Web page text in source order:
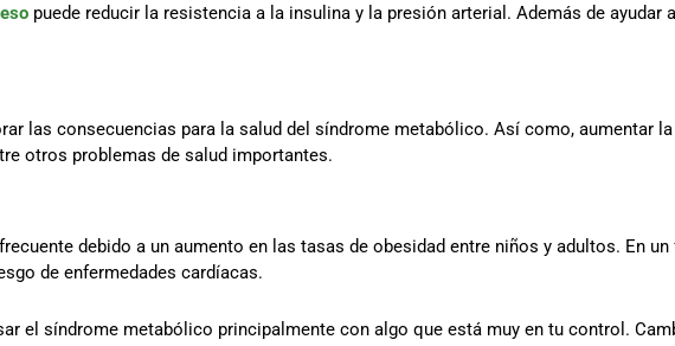
puede reducir la resistencia a la insulina y la presión arterial. Además de ayudar
las consecuencias para la salud del síndrome metabólico. Así como, aumentar
otros problemas de salud importantes.
debido a un aumento en las tasas de obesidad entre niños y adultos. En un
de enfermedades cardíacas.
el síndrome metabólico principalmente con algo que está muy en tu control.